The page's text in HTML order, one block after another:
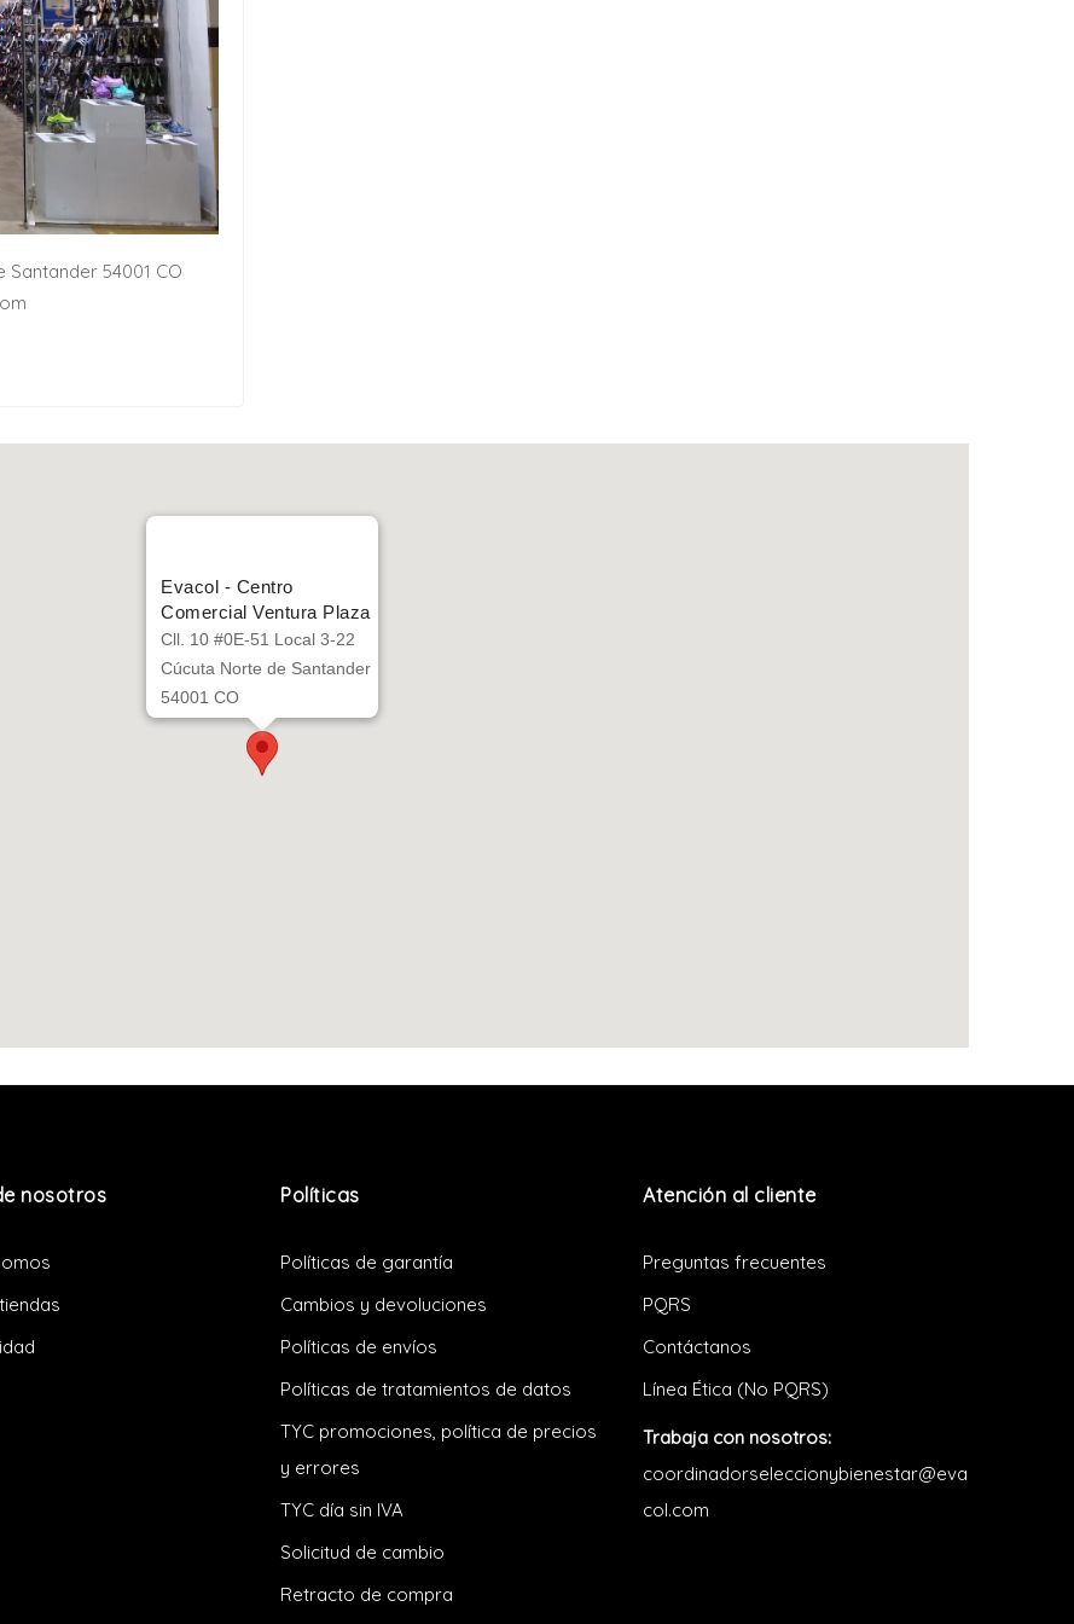
Santander 54001 CO
Evacol - Centro
Comercial Ventura Plaza
Cll. 10 #0E-51 Local 3-22
Cúcuta Norte de Santander
54001 CO
nosotros Políticas
Políticas de garantía
Cambios y devoluciones
Políticas de envíos
Políticas de tratamientos de datos
TYC promociones, política de precios
y errores
TYC día sin IVA
Solicitud de cambio
Retracto de compra
Atención al cliente
Preguntas frecuentes
PQRS
Contáctanos
Línea Ética (No PQRS)
Trabaja con nosotros:
coordinadorseleccionybienestar@eva
col.com